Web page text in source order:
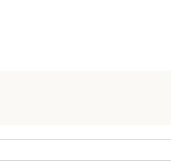
site du groupe.
sur lequel vous entrez pourraient